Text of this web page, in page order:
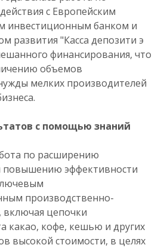
с Европейским
инвестиционным банком и
развития "Касса депозити э
финансирования, что
объемов
мелких производителей
с помощью знаний
по расширению
повышению эффективности
производственно-
цепочки
какао, кофе, кешью и других
высокой стоимости, в целях